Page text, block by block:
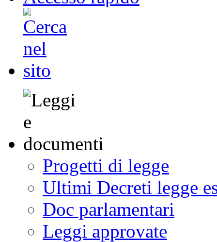
Progetti di legge
Ultimi Decreti legge
Doc parlamentari
Leggi approvate